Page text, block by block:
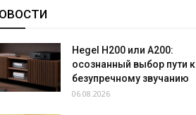
Hegel H200 или A200:
осознанный выбор пути к
безупречному звучанию
06.08.2026